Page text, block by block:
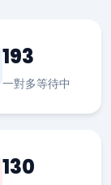
193
一對多等待中
130